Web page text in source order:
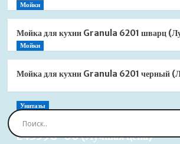
Мойки
Мойка для кухни Granula 6201 шварц
Мойки
Мойка для кухни Granula 6201 черный
Унитазы
Сиденье для унитаза Jacob
E4359G-00 (Лучшая цена)